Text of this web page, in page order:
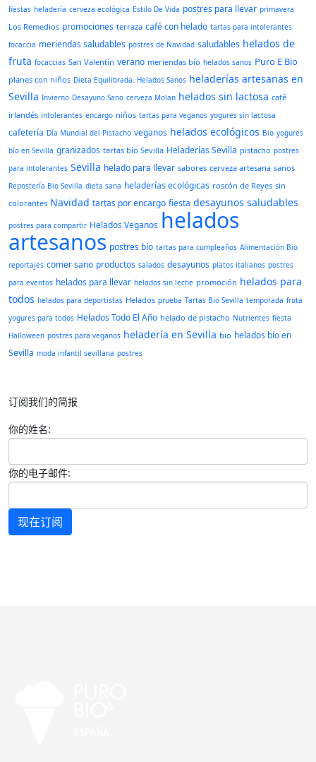
fiestas heladería cerveza ecológica Estilo De Vida postres para llevar primavera
Los Remedios promociones terraza café con helado tartas para intolerantes
focaccia meriendas saludables postres de Navidad saludables helados de
fruta focaccias San Valentín verano meriendas bío helados sanos Puro E Bio
planes con niños Dieta Equilibrada. Helados Sanos heladerías artesanas en
Sevilla Invierno Desayuno Sano cerveza Molan helados sin lactosa café
irlandés intolerantes encargo niños tartas para veganos yogures sin lactosa
cafetería Día Mundial del Pistacho veganos helados ecológicos Bio yogures
bío en Sevilla granizados tartas bío Sevilla Heladerías Sevilla pistacho postres
para intolerantes Sevilla helado para llevar sabores cerveza artesana sanos
Repostería Bio Sevilla dieta sana heladerías ecológicas roscón de Reyes sin
colorantes Navidad tartas por encargo fiesta desayunos saludables
postres para compartir Helados Veganos helados
artesanos postres bío tartas para cumpleaños Alimentación Bio
reportajes comer sano productos salados desayunos platos italianos postres
para eventos helados para llevar helados sin leche promoción helados para
todos helados para deportistas Helados prueba Tartas Bio Sevilla temporada fruta
yogures para todos Helados Todo El Año helado de pistacho Nutrientes fiesta
Halloween postres para veganos heladería en Sevilla bio helados bío en
Sevilla moda infantil sevillana postres
订阅我们的简报
你的姓名:
你的电子邮件:
现在订阅